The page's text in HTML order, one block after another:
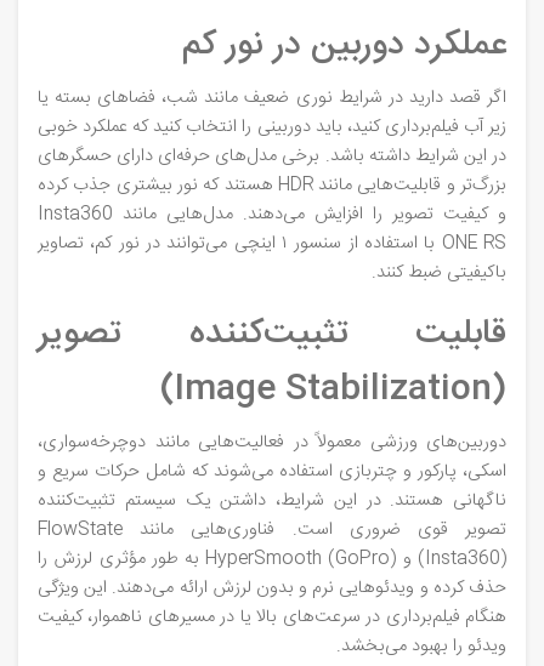
عملکرد دوربین در نور کم
اگر قصد دارید در شرایط نوری ضعیف مانند شب، فضاهای بسته یا
زیر آب فیلم‌برداری کنید، باید دوربینی را انتخاب کنید که عملکرد خوبی
در این شرایط داشته باشد. برخی مدل‌های حرفه‌ای دارای حسگرهای
بزرگ‌تر و قابلیت‌هایی مانند HDR هستند که نور بیشتری جذب کرده
و کیفیت تصویر را افزایش می‌دهند. مدل‌هایی مانند Insta360
ONE RS با استفاده از سنسور ۱ اینچی می‌توانند در نور کم، تصاویر
باکیفیتی ضبط کنند.
قابلیت تثبیت‌کننده تصویر
(Image Stabilization)
دوربین‌های ورزشی معمولاً در فعالیت‌هایی مانند دوچرخه‌سواری،
اسکی، پارکور و چتربازی استفاده می‌شوند که شامل حرکات سریع و
ناگهانی هستند. در این شرایط، داشتن یک سیستم تثبیت‌کننده
تصویر قوی ضروری است. فناوری‌هایی مانند FlowState
(Insta360) و HyperSmooth (GoPro) به طور مؤثری لرزش را
حذف کرده و ویدئوهایی نرم و بدون لرزش ارائه می‌دهند. این ویژگی
هنگام فیلم‌برداری در سرعت‌های بالا یا در مسیرهای ناهموار، کیفیت
ویدئو را بهبود می‌بخشد.